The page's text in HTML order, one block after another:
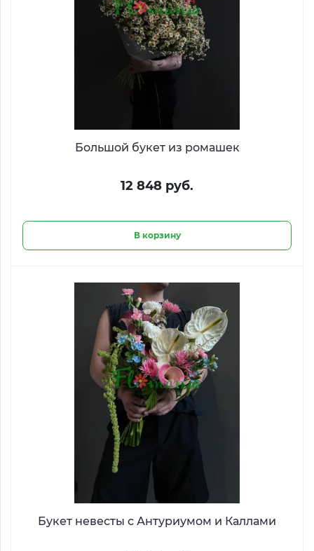
Большой букет из ромашек
12 848 руб.
В корзину
Букет невесты с Антуриумом и Каллами